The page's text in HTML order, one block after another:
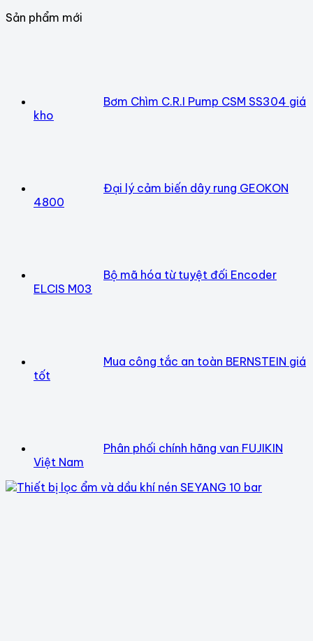
Sản phẩm mới
Bơm Chìm C.R.I Pump CSM SS304 giá
kho
Đại lý cảm biến dây rung GEOKON
4800
Bộ mã hóa từ tuyệt đối Encoder
ELCIS M03
Mua công tắc an toàn BERNSTEIN giá
tốt
Phân phối chính hãng van FUJIKIN
Việt Nam